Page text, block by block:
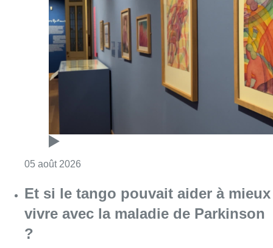
05 août 2026
Et si le tango pouvait aider à mieux
vivre avec la maladie de Parkinson
?